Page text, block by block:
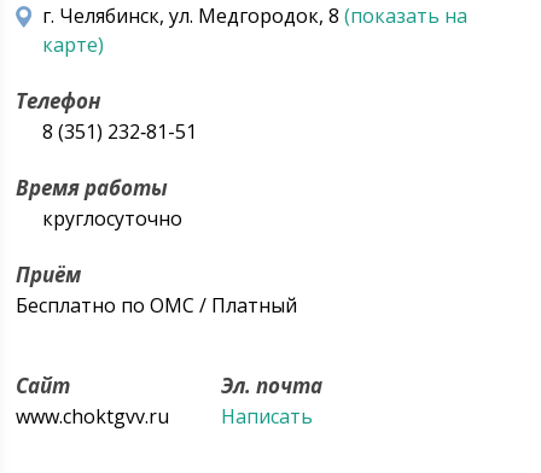
г. Челябинск, ул. Медгородок, 8(показать на
карте)
Телефон
8 (351) 232‑81-51
Время работы
круглосуточно
Приём
Бесплатно по ОМС / Платный
Сайт
www.choktgvv.ru
Эл. почта
Написать